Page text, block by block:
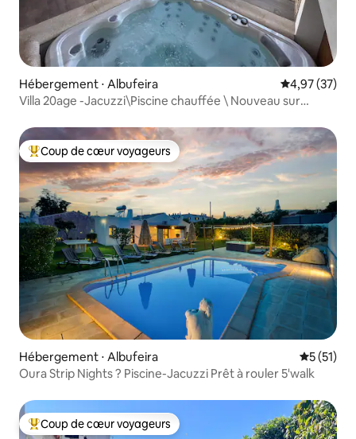
Hébergement ⋅ Albufeira Évaluation
4,97 (37)
Villa 20age -Jacuzzi\Piscine chauffée \ Nouveau sur
Coups de cœur voyageurs les plus appréciés
Coup de cœur voyageurs
Hébergement ⋅ Albufeira
5 (51)
Oura Strip Nights ? Piscine-Jacuzzi Prêt à rouler 5'walk
Coups de cœur voyageurs les plus appréciés
Coup de cœur voyageurs